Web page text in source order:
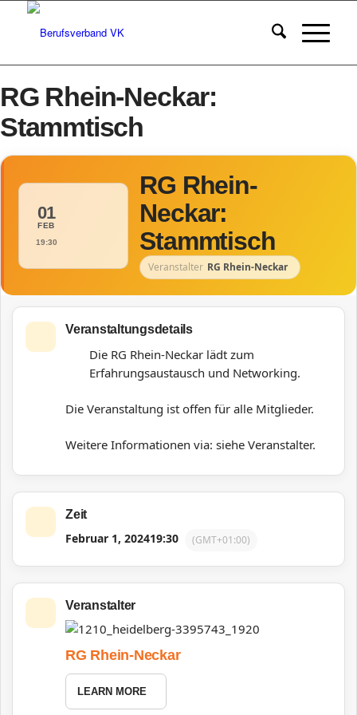
RG Rhein-Neckar:
Stammtisch
01
FEB
19:30
RG Rhein-
Neckar:
Stammtisch
Veranstalter RG Rhein-Neckar
Veranstaltungsdetails
Die RG Rhein-Neckar lädt zum
Erfahrungsaustausch und Networking.
Die Veranstaltung ist offen für alle Mitglieder.
Weitere Informationen via: siehe Veranstalter.
Zeit
Februar 1, 202419:30 (GMT+01:00)
Veranstalter
RG Rhein-Neckar
LEARN MORE